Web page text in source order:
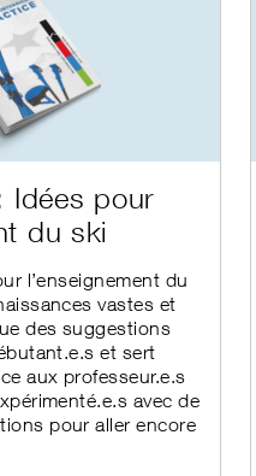
Idées pour
du ski
l’enseignement du
vastes et
des suggestions
et sert
aux professeur.e.s
avec de
pour aller encore